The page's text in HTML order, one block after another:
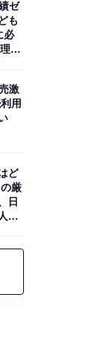
ゼ
も
必
想
激
用
ど
厳
日
政